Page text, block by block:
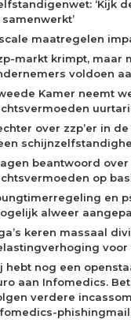
‘Kijk
samenwerkt’
maatregelen
markt krimpt, maar
voldoen
Kamer neemt
over zzp’er in
beantwoord
op
en
alweer
keren massaal
voor
hebt nog een
aan Infomedics.
verdere